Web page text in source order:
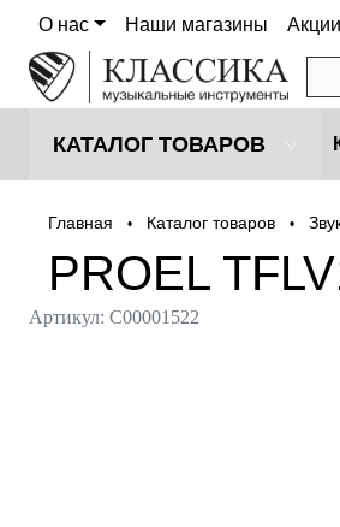
О нас Наши магазины Акции
КАТАЛОГ ТОВАРОВ
Главная • Каталог товаров •
PROEL
Артикул: С00001522